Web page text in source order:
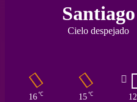
Santiago
Cielo despejado
16 ℃ 15 ℃ 12